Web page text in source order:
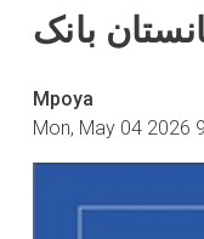
بانک
Mpoya
Mon, May 04 2026